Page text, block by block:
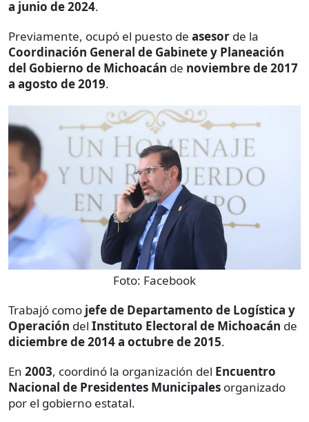
a junio de 2024.
Previamente, ocupó el puesto de asesor de la
Coordinación General de Gabinete y Planeación
del Gobierno de Michoacán de noviembre de 2017
a agosto de 2019.
Foto: Facebook
Trabajó como jefe de Departamento de Logística y
Operación del Instituto Electoral de Michoacán de
diciembre de 2014 a octubre de 2015.
En 2003, coordinó la organización del Encuentro
Nacional de Presidentes Municipales organizado
por el gobierno estatal.